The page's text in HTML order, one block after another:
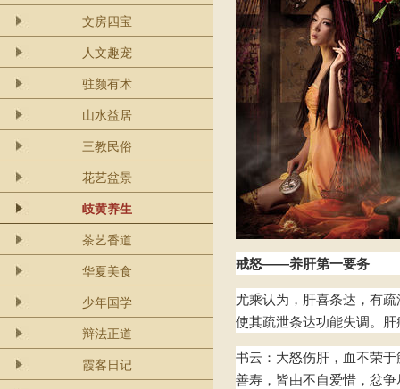
文房四宝
人文趣宠
驻颜有术
山水益居
三教民俗
花艺盆景
岐黄养生
茶艺香道
华夏美食
少年国学
辩法正道
霞客日记
戒怒——养肝第一要务
尤乘认为，肝喜条达，有
使其疏泄条达功能失调。
书云：大怒伤肝，血不荣
善寿，皆由不自爱惜，忿